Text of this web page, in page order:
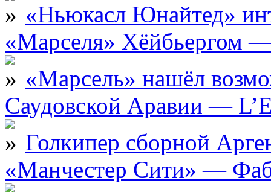
«Ньюкасл Юнайтед»
«Марселя» Хёйбьергом
«Марсель» нашёл
Саудовской Аравии —
Голкипер сборной
«Манчестер Сити» —